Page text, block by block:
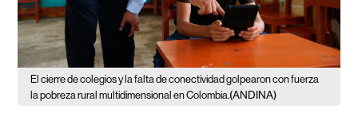
El cierre de colegios y la falta de conectividad golpearon con fuerza
la pobreza rural multidimensional en Colombia.(ANDINA)